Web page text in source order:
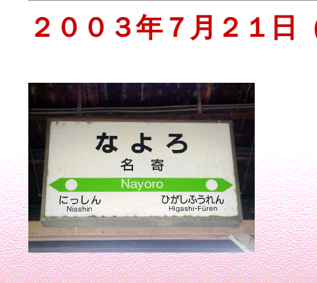
２００３年７月２１日